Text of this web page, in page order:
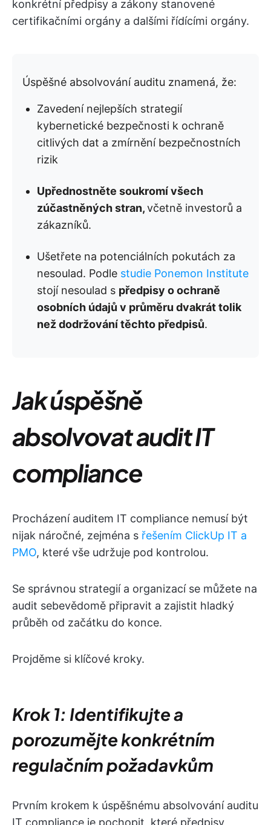
konkrétní předpisy a zákony stanovené
certifikačními orgány a dalšími řídícími orgány.
Úspěšné absolvování auditu znamená, že:
Zavedení nejlepších strategií
kybernetické bezpečnosti k ochraně
citlivých dat a zmírnění bezpečnostních
rizik
Upřednostněte soukromí všech
zúčastněných stran,včetně investorů a
zákazníků.
Ušetřete na potenciálních pokutách za
nesoulad. Podle studie Ponemon Institute
stojí nesoulad s předpisy o ochraně
osobních údajů v průměru dvakrát tolik
než dodržování těchto předpisů.
Jak úspěšně
absolvovat audit IT
compliance
Procházení auditem IT compliance nemusí být
nijak náročné, zejména s řešením ClickUp IT a
PMO, které vše udržuje pod kontrolou.
Se správnou strategií a organizací se můžete na
audit sebevědomě připravit a zajistit hladký
průběh od začátku do konce.
Projděme si klíčové kroky.
Krok 1: Identifikujte a
porozumějte konkrétním
regulačním požadavkům
Prvním krokem k úspěšnému absolvování auditu
IT compliance je pochopit, které předpisy